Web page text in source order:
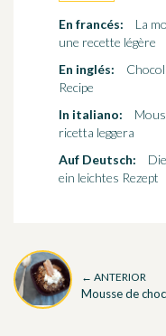
En francés:
La
une recette légère
En inglés:
Recipe
In italiano:
ricetta leggera
Auf Deutsch:
ein leichtes Rezept
← ANTERIOR
Mousse de